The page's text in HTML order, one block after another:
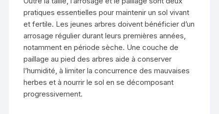
pratiques essentielles pour maintenir un sol vivant
et fertile. Les jeunes arbres doivent bénéficier d’un
arrosage régulier durant leurs premières années,
notamment en période sèche. Une couche de
paillage au pied des arbres aide à conserver
l’humidité, à limiter la concurrence des mauvaises
herbes et à nourrir le sol en se décomposant
progressivement.